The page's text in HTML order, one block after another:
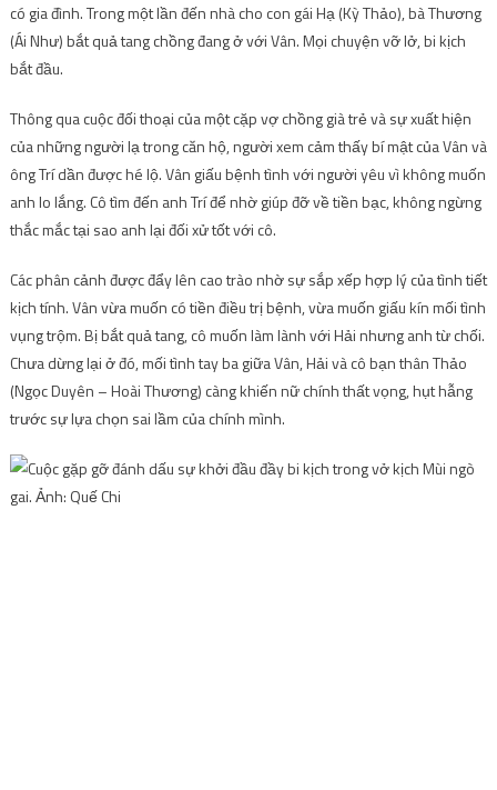
có gia đình. Trong một lần đến nhà cho con gái Hạ (Kỳ Thảo), bà Thương
(Ái Như) bắt quả tang chồng đang ở với Vân. Mọi chuyện vỡ lở, bi kịch
bắt đầu.
Thông qua cuộc đối thoại của một cặp vợ chồng già trẻ và sự xuất hiện
của những người lạ trong căn hộ, người xem cảm thấy bí mật của Vân và
ông Trí dần được hé lộ. Vân giấu bệnh tình với người yêu vì không muốn
anh lo lắng. Cô tìm đến anh Trí để nhờ giúp đỡ về tiền bạc, không ngừng
thắc mắc tại sao anh lại đối xử tốt với cô.
Các phân cảnh được đẩy lên cao trào nhờ sự sắp xếp hợp lý của tình tiết
kịch tính. Vân vừa muốn có tiền điều trị bệnh, vừa muốn giấu kín mối tình
vụng trộm. Bị bắt quả tang, cô muốn làm lành với Hải nhưng anh từ chối.
Chưa dừng lại ở đó, mối tình tay ba giữa Vân, Hải và cô bạn thân Thảo
(Ngọc Duyên – Hoài Thương) càng khiến nữ chính thất vọng, hụt hẫng
trước sự lựa chọn sai lầm của chính mình.